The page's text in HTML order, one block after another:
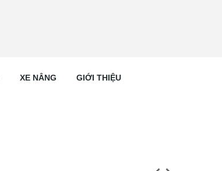
XE NÂNG GIỚI THIỆU